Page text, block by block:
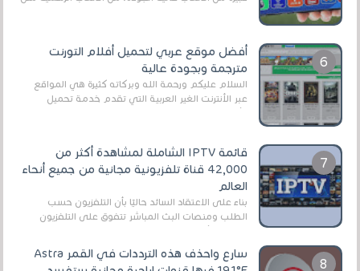
أفضل موقع عربي لتحميل أفلام التورنت
مترجمة وبجودة عالية
السلام عليكم ورحمة الله وبركاته كثيرة هي المواقع
عبر الأنترنت الغير العربية التي تقدم خدمة تحميل
الأفلام على التورنت ، ومعظم هذه المواقع ل...
قائمة IPTV الشاملة لمشاهدة أكثر من
42,000 قناة تلفزيونية مجانية من جميع أنحاء
العالم
بناءً على الاعتقاد السائد حاليًا بأن التلفزيون حسب
الطلب ومنصات البث المباشر تتفوق على التلفزيون
الرقمي الأرضي التقليدي، يُعدّ IPTV-org خيار...
سارع واحذف هذه الترددات في القمر Astra